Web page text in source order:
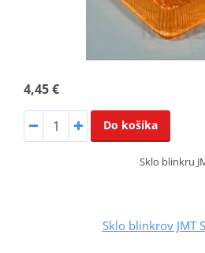
4,45 €
Do košíka
Sklo blinkru
Sklo blinkrov JMT